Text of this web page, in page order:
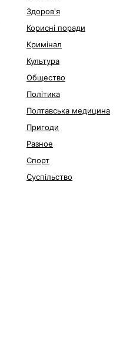
Здоров'я
Корисні поради
Кримінал
Культура
Общество
Політика
Полтавська медицина
Пригоди
Разное
Спорт
Суспільство